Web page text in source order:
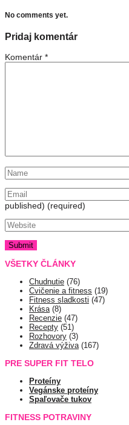
No comments yet.
Pridaj komentár
Komentár *
published) (required)
VŠETKY ČLÁNKY
Chudnutie (76)
Cvičenie a fitness (19)
Fitness sladkosti (47)
Krása(8)
Recenzie (47)
Recepty (51)
Rozhovory (3)
Zdravá výživa(167)
PRE SUPER FIT TELO
Proteíny
Vegánske proteíny
Spaľovače tukov
FITNESS POTRAVINY